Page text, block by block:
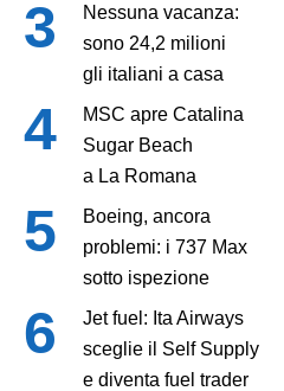
Nessuna vacanza:
sono 24,2 milioni
gli italiani a casa
MSC apre Catalina
Sugar Beach
a La Romana
Boeing, ancora
problemi: i 737 Max
sotto ispezione
Jet fuel: Ita Airways
sceglie il Self Supply
e diventa fuel trader